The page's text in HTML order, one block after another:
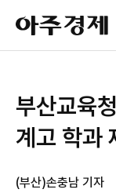
아
주
경
부산교육
계고 학과
(부산)손충남 기자